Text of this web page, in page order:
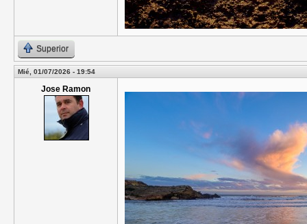
Superior
Mié, 01/07/2026 - 19:54
Jose Ramon